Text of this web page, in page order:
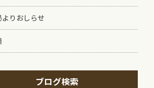
りおしらせ
ブログ検索